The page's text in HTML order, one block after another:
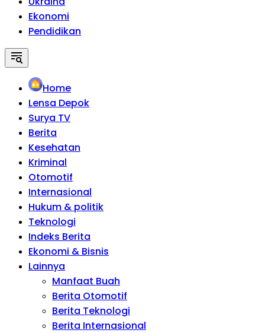
Ekonomi
Pendidikan
Home
Lensa Depok
Surya TV
Berita
Kesehatan
Kriminal
Otomotif
Internasional
Hukum & politik
Teknologi
Indeks Berita
Ekonomi & Bisnis
Lainnya
Manfaat Buah
Berita Otomotif
Berita Teknologi
Berita Internasional